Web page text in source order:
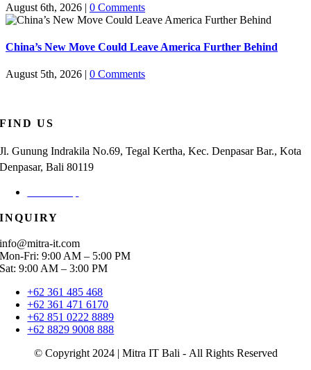
August 6th, 2026 | 0 Comments
China’s New Move Could Leave America Further Behind
August 5th, 2026 | 0 Comments
FIND US
Jl. Gunung Indrakila No.69, Tegal Kertha, Kec. Denpasar Bar., Kota
Denpasar, Bali 80119
INQUIRY
info@mitra-it.com
Mon-Fri: 9:00 AM – 5:00 PM
Sat: 9:00 AM – 3:00 PM
+62 361 485 468
+62 361 471 6170
+62 851 0222 8889
+62 8829 9008 888
© Copyright 2024 | Mitra IT Bali - All Rights Reserved